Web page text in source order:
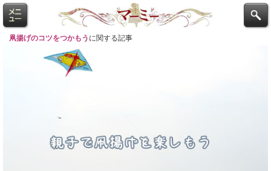
凧揚げのコツをつかもう に関する記事